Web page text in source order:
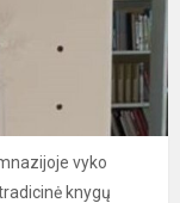
vyko
knygų